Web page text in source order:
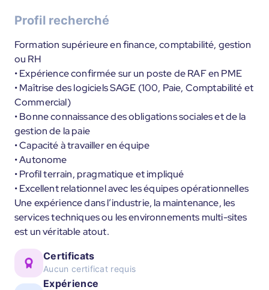
Profil recherché
Formation supérieure en finance, comptabilité, gestion
ou RH
• Expérience confirmée sur un poste de RAF en PME
• Maîtrise des logiciels SAGE (100, Paie, Comptabilité et
Commercial)
• Bonne connaissance des obligations sociales et de la
gestion de la paie
• Capacité à travailler en équipe
• Autonome
• Profil terrain, pragmatique et impliqué
• Excellent relationnel avec les équipes opérationnelles
Une expérience dans l’industrie, la maintenance, les
services techniques ou les environnements multi-sites
est un véritable atout.
Certificats
Aucun certificat requis
Expérience